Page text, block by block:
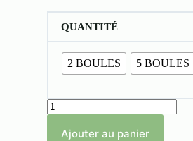
QUANTITÉ
2 BOULES 5 BOULES
quantité
de
PateAjouter au panier